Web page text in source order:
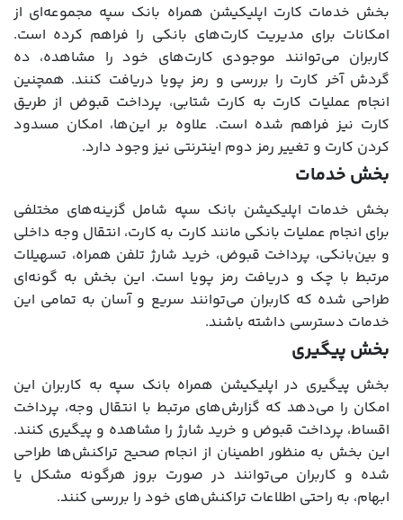
بخش خدمات کارت اپلیکیشن همراه بانک سپه مجموعه‌ای از
امکانات برای مدیریت کارت‌های بانکی را فراهم کرده است.
کاربران می‌توانند موجودی کارت‌های خود را مشاهده، ده
گردش آخر کارت را بررسی و رمز پویا دریافت کنند. همچنین
انجام عملیات کارت به کارت شتابی، پرداخت قبوض از طریق
کارت نیز فراهم شده است. علاوه بر این‌ها، امکان مسدود
کردن کارت و تغییر رمز دوم اینترنتی نیز وجود دارد.
بخش خدمات
بخش خدمات اپلیکیشن بانک سپه شامل گزینه‌های مختلفی
برای انجام عملیات بانکی مانند کارت به کارت، انتقال وجه داخلی
و بین‌بانکی، پرداخت قبوض، خرید شارژ تلفن همراه، تسهیلات
مرتبط با چک و دریافت رمز پویا است. این بخش به گونه‌ای
طراحی شده که کاربران می‌توانند سریع و آسان به تمامی این
خدمات دسترسی داشته باشند.
بخش پیگیری
بخش پیگیری در اپلیکیشن همراه بانک سپه به کاربران این
امکان را می‌دهد که گزارش‌های مرتبط با انتقال وجه، پرداخت
اقساط، پرداخت قبوض و خرید شارژ را مشاهده و پیگیری کنند.
این بخش به منظور اطمینان از انجام صحیح تراکنش‌ها طراحی
شده و کاربران می‌توانند در صورت بروز هرگونه مشکل یا
ابهام، به راحتی اطلاعات تراکنش‌های خود را بررسی کنند.